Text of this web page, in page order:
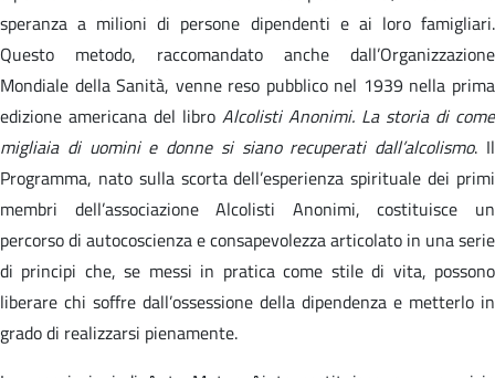
speranza a milioni di persone dipendenti e ai loro famigliari.
Questo metodo, raccomandato anche dall’Organizzazione
Mondiale della Sanità, venne reso pubblico nel 1939 nella prima
edizione americana del libro Alcolisti Anonimi. La storia di come
migliaia di uomini e donne si siano recuperati dall’alcolismo. Il
Programma, nato sulla scorta dell’esperienza spirituale dei primi
membri dell’associazione Alcolisti Anonimi, costituisce un
percorso di autocoscienza e consapevolezza articolato in una serie
di principi che, se messi in pratica come stile di vita, possono
liberare chi soffre dall’ossessione della dipendenza e metterlo in
grado di realizzarsi pienamente.